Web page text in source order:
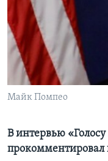
Learning English
СОЦИАЛЬНЫЕ СЕТИ
Майк Помпео
В интервью